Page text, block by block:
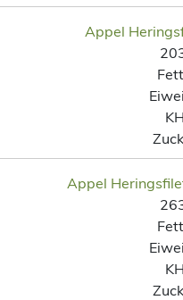
Appel
Appel